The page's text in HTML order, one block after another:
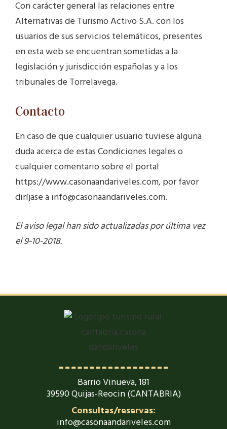
Con carácter general las relaciones entre
Alternativas de Turismo Activo S.A. con los
usuarios de sus servicios telemáticos, presentes
en esta web se encuentran sometidas a la
legislación y jurisdicción españolas y a los
tribunales de Torrelavega.
Contacto
En caso de que cualquier usuario tuviese alguna
duda acerca de estas Condiciones legales o
cualquier comentario sobre el portal
https://www.casonaandariveles.com, por favor
diríjase a info@casonaandariveles.com.
El aviso legal han sido actualizadas por última vez
el 9-10-2018.
Barrio Vinueva, 181
39590 Quijas-Reocin (CANTABRIA)
Consultas/reservas:
info@casonaandariveles.com